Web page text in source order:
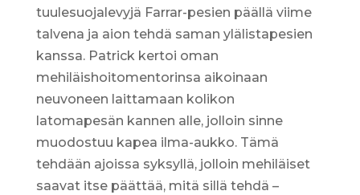
tuulesuojalevyjä Farrar-pesien päällä viime
talvena ja aion tehdä saman ylälistapesien
kanssa. Patrick kertoi oman
mehiläishoitomentorinsa aikoinaan
neuvoneen laittamaan kolikon
latomapesän kannen alle, jolloin sinne
muodostuu kapea ilma-aukko. Tämä
tehdään ajoissa syksyllä, jolloin mehiläiset
saavat itse päättää, mitä sillä tehdä –